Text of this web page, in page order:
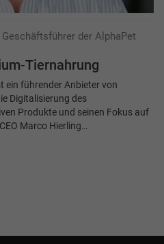
der AlphaPet
Tiernahrung
ein führender Anbieter von
Digitalisierung des
Produkte und seinen Fokus auf
Marco Hierling…